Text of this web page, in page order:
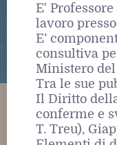
E'
lavoro
E’
consultiva
Ministero
Tra le sue
Il Diritto
conferme e
T. Treu),